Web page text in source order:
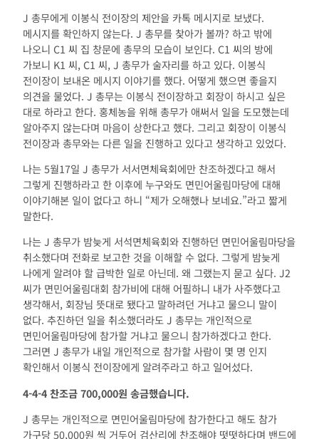
J 총무에게 이봉식 전이장의 제안을 카톡 메시지로 보냈다.
메시지를 확인하지 않는다. J 총무를 찾아가 볼까? 하고 밖에
나오니 C1 씨 집 창문에 총무의 모습이 보인다. C1 씨의 방에
가보니 K1 씨, C1 씨, J 총무가 술자리를 하고 있다. 이봉식
전이장이 보내온 메시지 이야기를 했다. 어떻게 했으면 좋을지
의견을 물었다. J 총무는 이봉식 전이장하고 회장이 하시고 싶은
대로 하라고 한다. 홍체농을 위해 총무가 애써서 일을 도모했는데
알아주지 않는다며 마음이 상한다고 했다. 그리고 회장이 이봉식
전이장과 총무와는 다른 일을 진행하고 있다고 생각하고 있었다.
나는 5월17일 J 총무가 서서면체육회에만 찬조하겠다고 해서
그렇게 진행하라고 한 이후에 누구와도 면민어울림마당에 대해
이야기해본 일이 없다고 하니 “제가 오해했나 보네요.”라고 짧게
말한다.
나는 J 총무가 밤늦게 서석면체육회와 진행하던 면민어울림마당을
취소했다며 전화로 보고한 것을 이해할 수 없다. 그렇게 밤늦게
나에게 알려야 할 급박한 일로 아닌데. 왜 그랬는지 묻고 싶다. J2
씨가 면민어울림대회 참가비에 대해 어필하니 내가 사주했다고
생각해서, 회장님 뜻대로 됐다고 말하려던 거냐고 물으니 말이
없다. 추진하던 일을 취소했더라도 J 총무는 개인적으로
면민어울림마당에 참가할 거냐고 물으니 참가하겠다고 한다.
그러면 J 총무가 내일 개인적으로 참가할 사람이 몇 명 인지
확인해서 이봉식 전이장에게 알려주라고 하고 일어섰다.
4-4-4찬조금700,000원 송금했습니다.
J 총무는 개인적으로 면민어울림마당에 참가한다고 해도 참가
가구당 50,000원 씩 거두어 검산리에 찬조해야 떳떳하다며 밴드에